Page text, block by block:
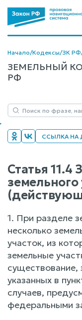
Начало/Кодексы/ЗК РФ
ЗЕМЕЛЬНЫЙ
РФ
ССЫЛКА НА
Статья 11.4
земельного
1. При разделе
несколько
участок, из
земельные
существование,
указанных в
случаев,
федеральными